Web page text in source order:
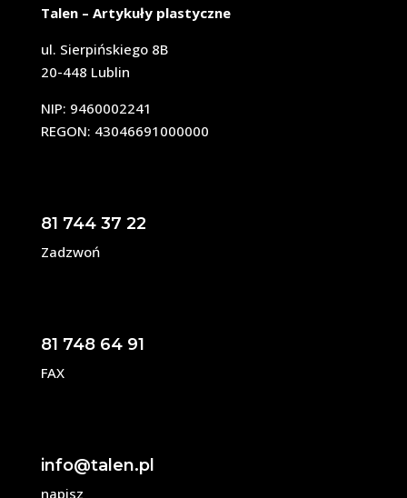
Talen – Artykuły plastyczne
ul. Sierpińskiego 8B
20-448 Lublin
NIP: 9460002241
REGON: 43046691000000
81 744 37 22
Zadzwoń
81 748 64 91
FAX
info@talen.pl
napisz